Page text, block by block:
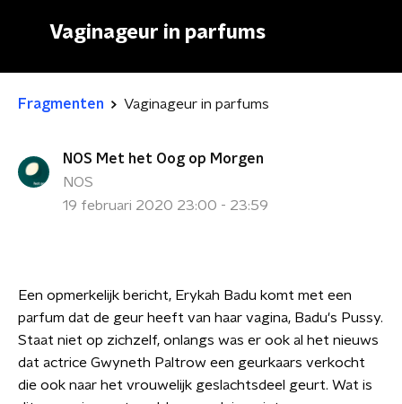
Vaginageur in parfums
Fragmenten Vaginageur in parfums
NOS Met het Oog op Morgen
NOS
19 februari 2020 23:00 - 23:59
Een opmerkelijk bericht, Erykah Badu komt met een
parfum dat de geur heeft van haar vagina, Badu's Pussy.
Staat niet op zichzelf, onlangs was er ook al het nieuws
dat actrice Gwyneth Paltrow een geurkaars verkocht
die ook naar het vrouwelijk geslachtsdeel geurt. Wat is